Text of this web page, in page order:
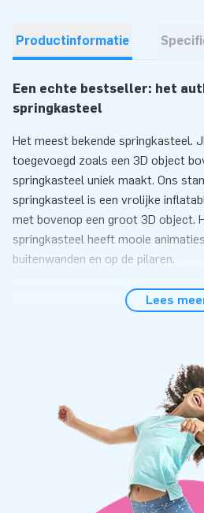
Productinformatie
Een echte bestseller: het
springkasteel
Het meest bekende springkasteel.
toegevoegd zoals een 3D object
springkasteel uniek maakt. Ons
springkasteel is een vrolijke
met bovenop een groot 3D object.
springkasteel heeft mooie
buitenwanden en op de pilaren.
kinderfeestje, buurtfeest,
standaard springkasteel wordt
en is daardoor gemakkelijk te
wordt geleverd inclusief blower,
transportzak, en een duidelijke
voor een mooie beleving.
Kwaliteit en Garantie
Lees